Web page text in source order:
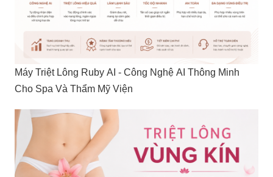
Máy Triệt Lông Ruby AI - Công Nghệ AI Thông Minh
Cho Spa Và Thẩm Mỹ Viện